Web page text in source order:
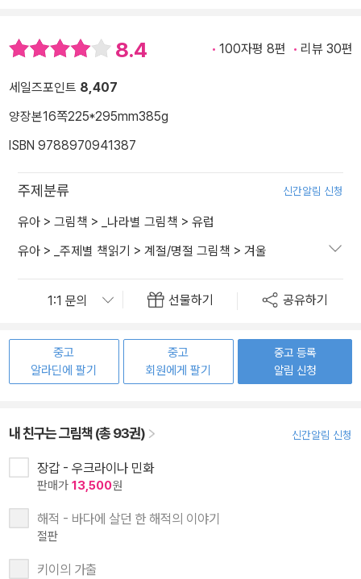
8.4 100자평 8편 리뷰 30편
세일즈포인트 8,407
양장본16쪽225*295mm385g
ISBN 9788970941387
주제분류 신간알림 신청
유아 > 그림책 > _나라별 그림책 > 유럽
유아 > _주제별 책읽기 > 계절/명절 그림책 > 겨울
선물하기 공유하기
중고
알라딘에 팔기
중고
회원에게 팔기
중고 등록
알림 신청
내 친구는 그림책 (총 93권) 신간알림 신청
장갑 - 우크라이나 민화
판매가 13,500원
해적 - 바다에 살던 한 해적의 이야기
절판
키이의 가출